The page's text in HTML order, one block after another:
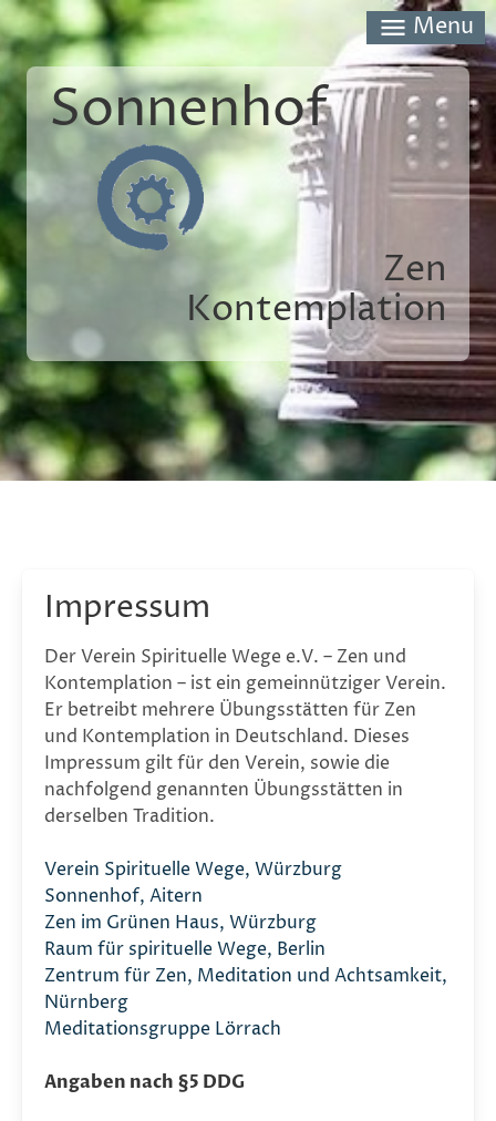
menu Menu
Sonnenhof
Zen
Kontemplation
Impressum
Der Verein Spirituelle Wege e.V. – Zen und
Kontemplation – ist ein gemeinnütziger Verein.
Er betreibt mehrere Übungsstätten für Zen
und Kontemplation in Deutschland. Dieses
Impressum gilt für den Verein, sowie die
nachfolgend genannten Übungsstätten in
derselben Tradition.
Verein Spirituelle Wege, Würzburg
Sonnenhof, Aitern
Zen im Grünen Haus, Würzburg
Raum für spirituelle Wege, Berlin
Zentrum für Zen, Meditation und Achtsamkeit,
Nürnberg
Meditationsgruppe Lörrach
Angaben nach §5 DDG